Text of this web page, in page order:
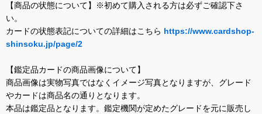
【商品の状態について】※初めて購入される方は必ずご確認下さ
い。
カードの状態表記についての詳細はこちら https://www.cardshop-
shinsoku.jp/page/2
【鑑定品カードの商品画像について】
商品画像は実物写真ではなくイメージ写真となりますが、グレード
やカードは商品名の通りとなります。
本品は鑑定品となります。鑑定機関が定めたグレードを元に販売し